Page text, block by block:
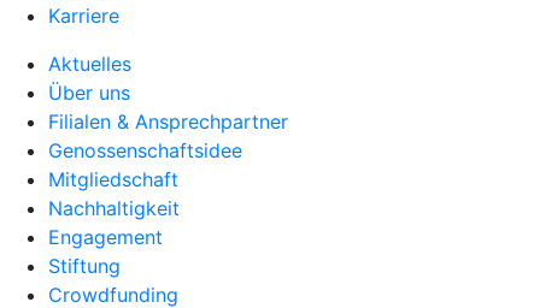
Karriere
Aktuelles
Über uns
Filialen & Ansprechpartner
Genossenschaftsidee
Mitgliedschaft
Nachhaltigkeit
Engagement
Stiftung
Crowdfunding